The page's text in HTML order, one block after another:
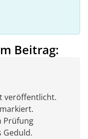
Beitrag:
veröffentlicht.
Prüfung
Geduld.